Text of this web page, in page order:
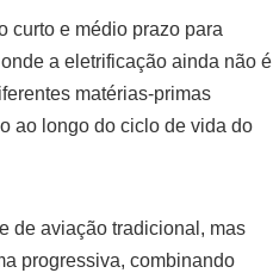
curto e médio prazo para
a eletrificação ainda não é
matérias-primas
ao longo do ciclo de vida do
de aviação tradicional, mas
progressiva, combinando